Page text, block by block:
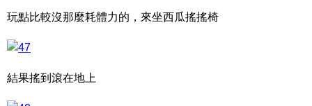
玩點比較沒那麼耗體力的，來坐西瓜搖搖椅
結果搖到滾在地上